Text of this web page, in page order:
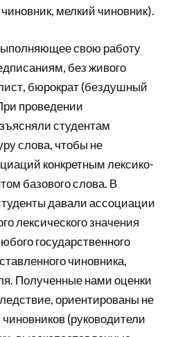
мелкий чиновник).
свою работу
без живого
бюрократ (бездушный
проведении
студентам
слова, чтобы не
конкретным лексико-
базового слова. В
давали ассоциации
лексического значения
государственного
чиновника,
Полученные нами оценки
ориентированы не
(руководители